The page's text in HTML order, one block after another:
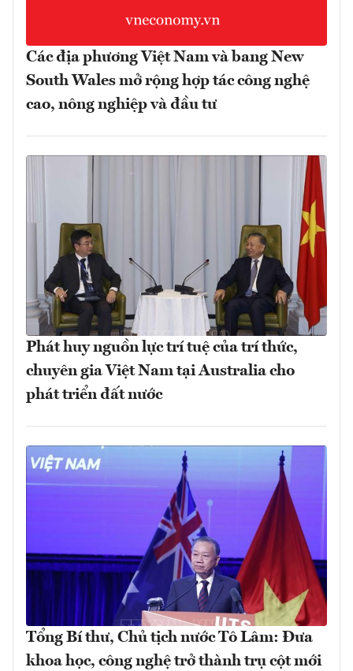
Các địa phương Việt Nam và bang New
South Wales mở rộng hợp tác công nghệ
cao, nông nghiệp và đầu tư
Phát huy nguồn lực trí tuệ của trí thức,
chuyên gia Việt Nam tại Australia cho
phát triển đất nước
Tổng Bí thư, Chủ tịch nước Tô Lâm: Đưa
khoa học, công nghệ trở thành trụ cột mới